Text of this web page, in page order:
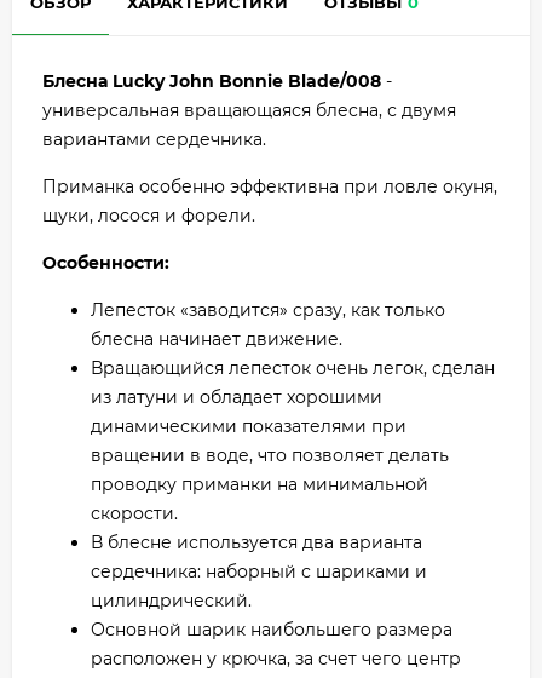
Блесна Lucky John Bonnie Blade/008 -
универсальная вращающаяся блесна, с двумя
вариантами сердечника.
Приманка особенно эффективна при ловле окуня,
щуки, лосося и форели.
Особенности:
Лепесток «заводится» сразу, как только
блесна начинает движение.
Вращающийся лепесток очень легок, сделан
из латуни и обладает хорошими
динамическими показателями при
вращении в воде, что позволяет делать
проводку приманки на минимальной
скорости.
В блесне используется два варианта
сердечника: наборный с шариками и
цилиндрический.
Основной шарик наибольшего размера
расположен у крючка, за счет чего центр